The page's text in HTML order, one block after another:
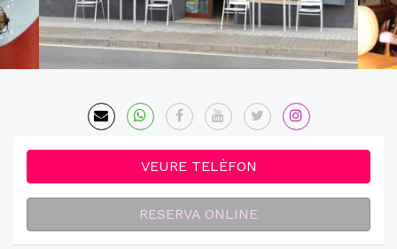
VEURE TELÈFON
RESERVA ONLINE